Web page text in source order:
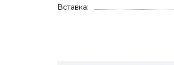
Вставка